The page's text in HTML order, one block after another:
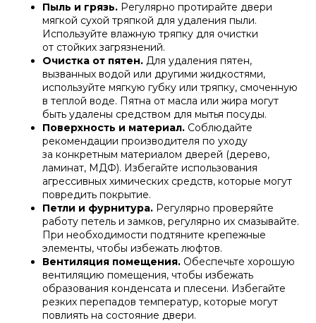
Пыль и грязь. Регулярно протирайте двери
мягкой сухой тряпкой для удаления пыли.
Используйте влажную тряпку для очистки
от стойких загрязнений.
Очистка от пятен. Для удаления пятен,
вызванных водой или другими жидкостями,
используйте мягкую губку или тряпку, смоченную
в теплой воде. Пятна от масла или жира могут
быть удалены средством для мытья посуды.
Поверхность и материал. Соблюдайте
рекомендации производителя по уходу
за конкретным материалом дверей (дерево,
ламинат, МДФ). Избегайте использования
агрессивных химических средств, которые могут
повредить покрытие.
Петли и фурнитура. Регулярно проверяйте
работу петель и замков, регулярно их смазывайте.
При необходимости подтяните крепежные
элементы, чтобы избежать люфтов.
Вентиляция помещения. Обеспечьте хорошую
вентиляцию помещения, чтобы избежать
образования конденсата и плесени. Избегайте
резких перепадов температур, которые могут
повлиять на состояние двери.